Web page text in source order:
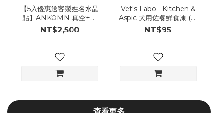
【5入優惠送客製姓名水晶
貼】ANKOMN-真空+氣
密保鮮罐優惠組合
NT$2,500
Vet's Labo - Kitchen &
Aspic 犬用佐餐鮮食凍 (番
茄起司凍)
NT$95